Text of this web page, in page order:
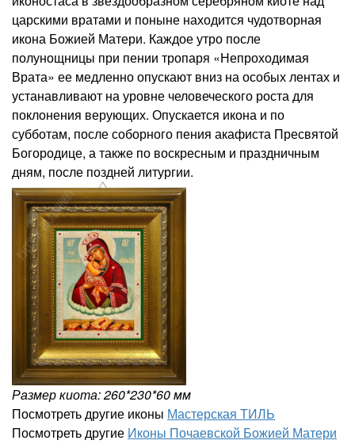
царскими вратами и поныне находится чудотворная
икона Божией Матери. Каждое утро после
полунощницы при пении тропаря «Непроходимая
Врата» ее медленно опускают вниз на особых лентах и
устанавливают на уровне человеческого роста для
поклонения верующих. Опускается икона и по
субботам, после соборного пения акафиста Пресвятой
Богородице, а также по воскресным и праздничным
дням, после поздней литургии.
Размер киота: 260*230*60 мм
Посмотреть другие иконы Мастерская ТИЛЬ
Посмотреть другие Иконы Почаевской Божией Матери